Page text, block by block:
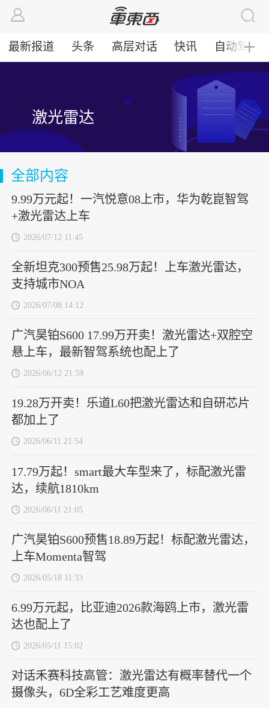
最新报道 头条 高层对话 快讯 自动驾驶
╋
激光雷达
全部内容
9.99万元起！一汽悦意08上市，华为乾崑智驾
+激光雷达上车
2026/07/12 11:45
全新坦克300预售25.98万起！上车激光雷达，
支持城市NOA
2026/07/08 14:12
广汽昊铂S600 17.99万开卖！激光雷达+双腔空
悬上车，最新智驾系统也配上了
2026/06/12 21:59
19.28万开卖！乐道L60把激光雷达和自研芯片
都加上了
2026/06/11 21:54
17.79万起！smart最大车型来了，标配激光雷
达，续航1810km
2026/06/11 21:05
广汽昊铂S600预售18.89万起！标配激光雷达，
上车Momenta智驾
2026/05/18 11:33
6.99万元起，比亚迪2026款海鸥上市，激光雷
达也配上了
2026/05/11 15:02
对话禾赛科技高管：激光雷达有概率替代一个
摄像头，6D全彩工艺难度更高